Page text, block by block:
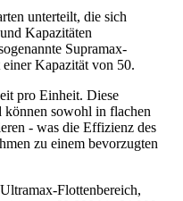
unterteilt, die sich
Kapazitäten
Supramax-
Kapazität von 50.
pro Einheit. Diese
können sowohl in flachen
- was die Effizienz des
zu einem bevorzugten
Flottenbereich,